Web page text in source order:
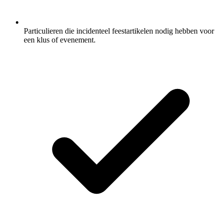
Particulieren die incidenteel feestartikelen nodig hebben voor
een klus of evenement.